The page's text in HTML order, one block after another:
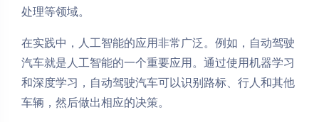
处理等领域。
在实践中，人工智能的应用非常广泛。例如，自动驾驶
汽车就是人工智能的一个重要应用。通过使用机器学习
和深度学习，自动驾驶汽车可以识别路标、行人和其他
车辆，然后做出相应的决策。